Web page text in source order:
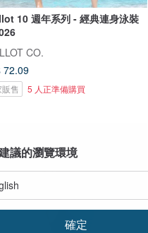
10 週年系列 - 經典連身泳裝
CO.
72.09
售 5 人正準備購買
議的瀏覽環境
確定